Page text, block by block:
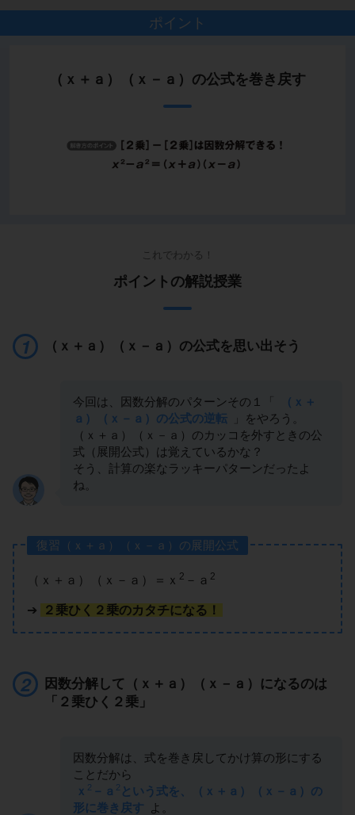
ポイント
（ｘ＋ａ）（ｘ－ａ）の公式を巻き戻す
これでわかる！
ポイントの解説授業
（ｘ＋ａ）（ｘ－ａ）の公式を思い出そう
今回は、因数分解のパターンその１「
（ｘ＋
ａ）（ｘ－ａ）の公式の逆転
」をやろう。
（ｘ＋ａ）（ｘ－ａ）のカッコを外すときの公
式（展開公式）は覚えているかな？
そう、計算の楽なラッキーパターンだったよ
ね。
復習（ｘ＋ａ）（ｘ－ａ）の展開公式
（ｘ＋ａ）（ｘ－ａ）＝ｘ 2 －ａ 2
➔ ２乗ひく２乗のカタチになる！
因数分解して（ｘ＋ａ）（ｘ－ａ）になるのは
「２乗ひく２乗」
因数分解は、式を巻き戻してかけ算の形にする
ことだから
ｘ 2 －ａ 2 という式を、（ｘ＋ａ）（ｘ－ａ）の
形に巻き戻す
よ。